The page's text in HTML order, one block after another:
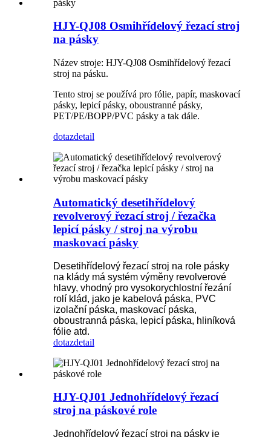
HJY-QJ08 Osmihřídelový řezací stroj
na pásky
Název stroje: HJY-QJ08 Osmihřídelový řezací
stroj na pásku.
Tento stroj se používá pro fólie, papír, maskovací
pásky, lepicí pásky, oboustranné pásky,
PET/PE/BOPP/PVC pásky a tak dále.
dotazdetail
Automatický desetihřídelový
revolverový řezací stroj / řezačka
lepicí pásky / stroj na výrobu
maskovací pásky
Desetihřídelový řezací stroj na role pásky
na klády má systém výměny revolverové
hlavy, vhodný pro vysokorychlostní řezání
rolí klád, jako je kabelová páska, PVC
izolační páska, maskovací páska,
oboustranná páska, lepicí páska, hliníková
fólie atd.
dotazdetail
HJY-QJ01 Jednohřídelový řezací
stroj na páskové role
Jednohřídelový řezací stroj na pásky je